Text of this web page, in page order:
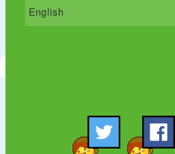
English